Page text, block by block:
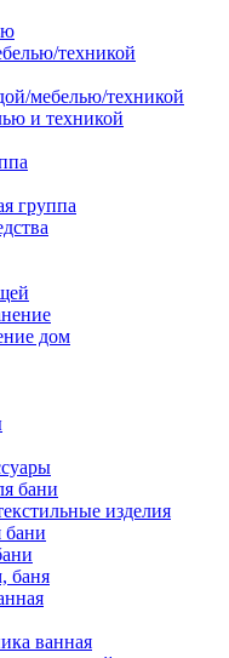
техникой
мебелью/техникой
и техникой
группа
дом
бани
изделия
бани
баня
ванная